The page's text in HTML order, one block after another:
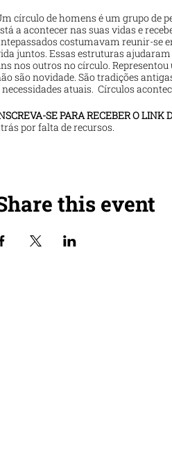
círculo de homens é um grupo de
a acontecer nas suas vidas e
​​costumavam reunir-se
juntos. Essas estruturas
nos outros no círculo.
são novidade. São tradições
necessidades atuais. Círculos
SE PARA RECEBER O LINK
por falta de recursos.
this event